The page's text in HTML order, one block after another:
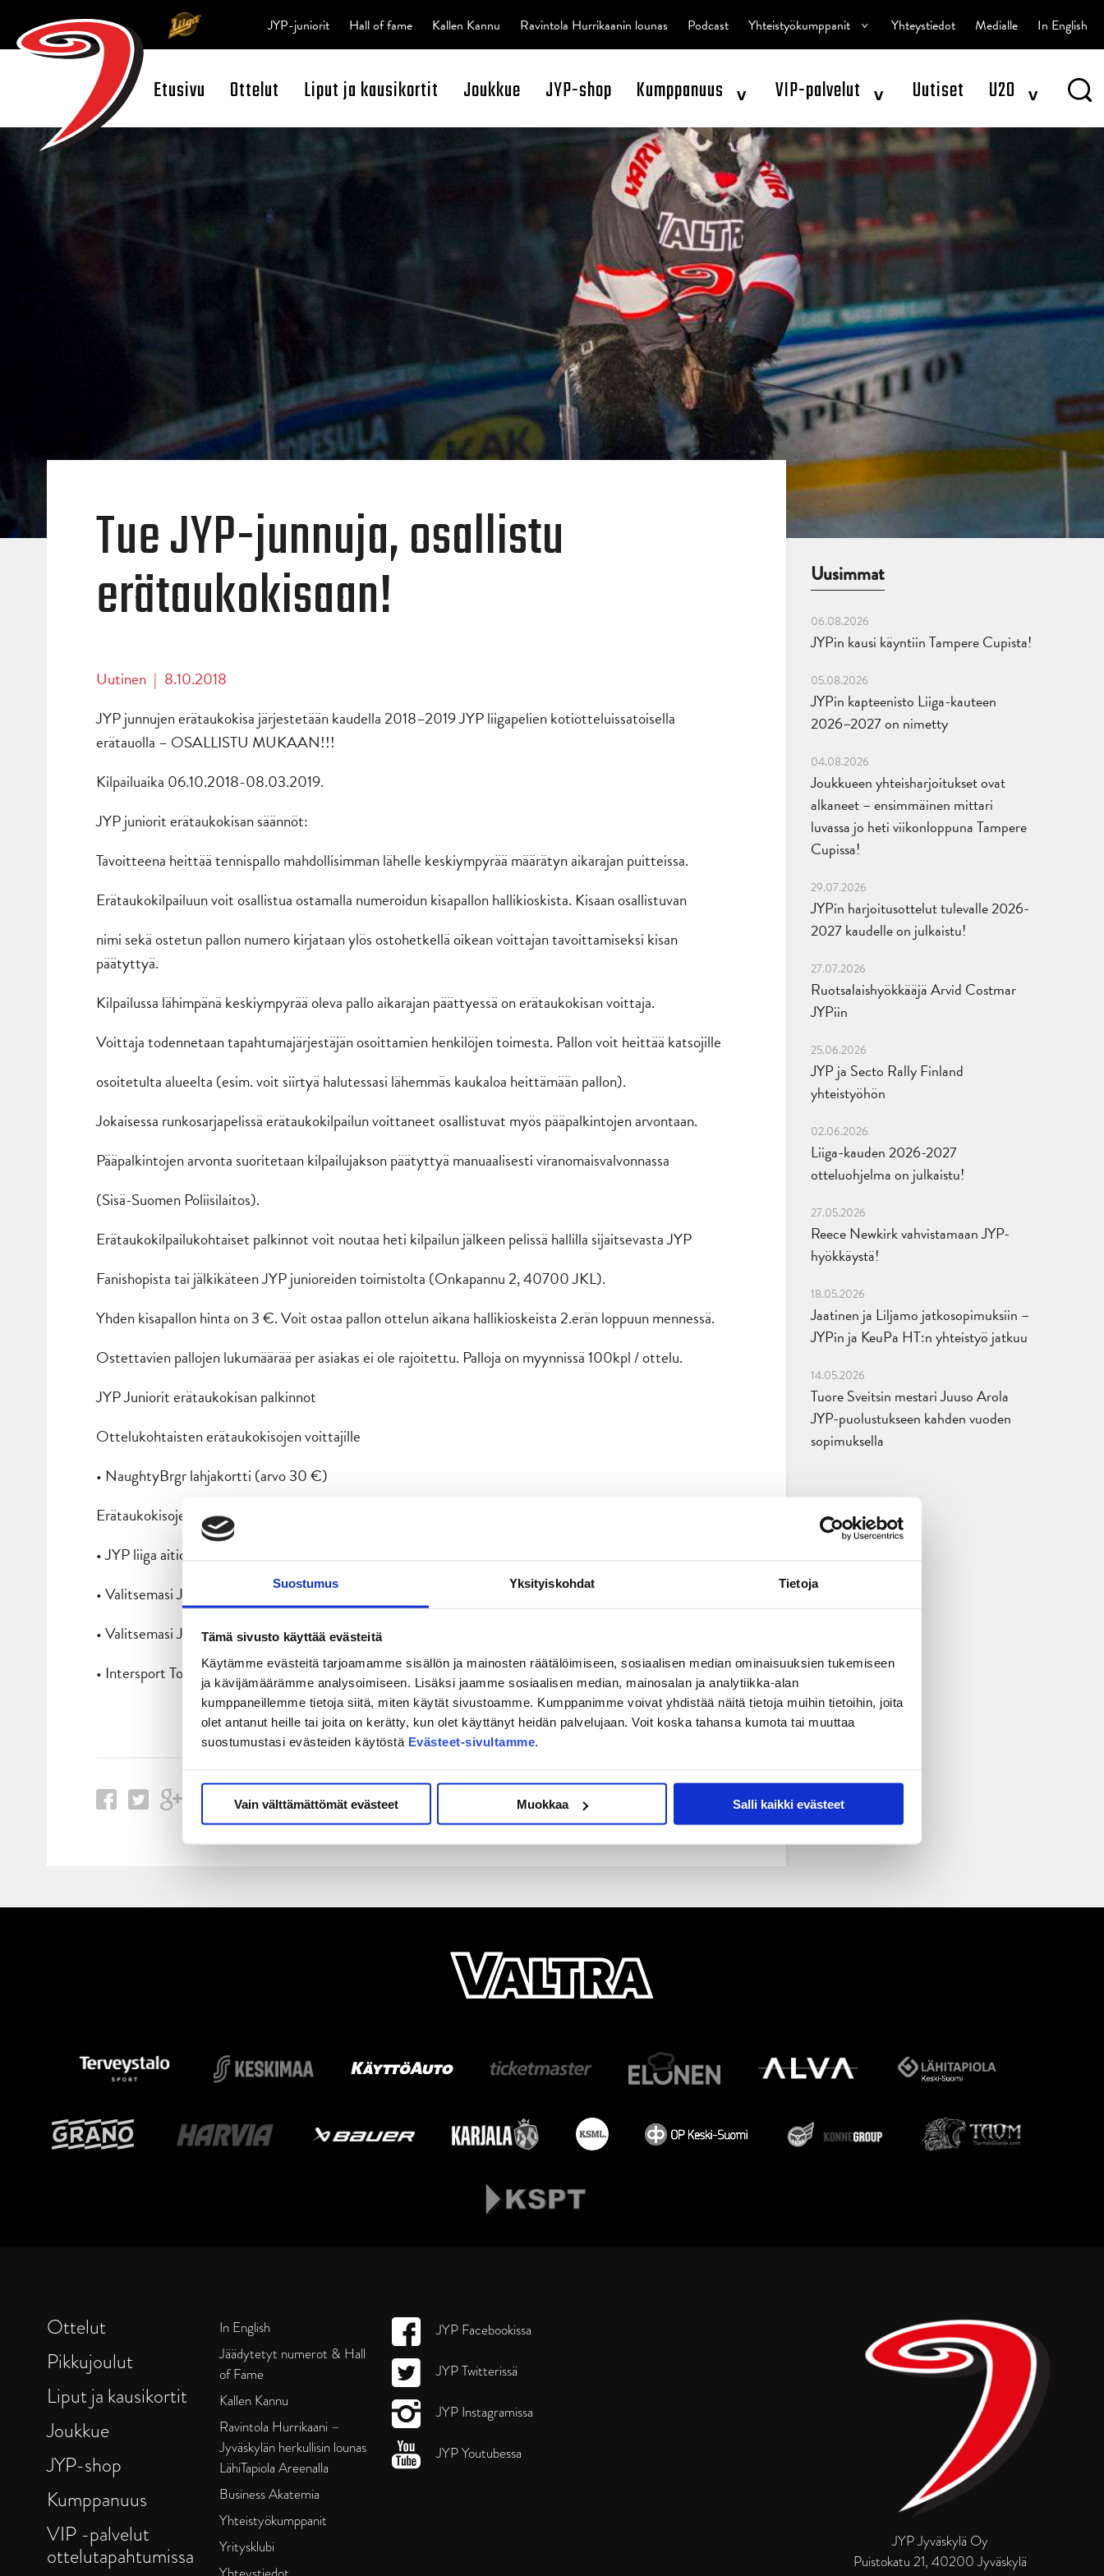
Suostumus Yksityiskohdat Tietoja
Tämä sivusto käyttää evästeitä
Käytämme evästeitä tarjoamamme sisällön ja mainosten räätälöimiseen, sosiaalisen median ominaisuuksien tukemiseen
ja kävijämäärämme analysoimiseen. Lisäksi jaamme sosiaalisen median, mainosalan ja analytiikka-alan
kumppaneillemme tietoja siitä, miten käytät sivustoamme. Kumppanimme voivat yhdistää näitä tietoja muihin tietoihin, joita
olet antanut heille tai joita on kerätty, kun olet käyttänyt heidän palvelujaan. Voit koska tahansa kumota tai muuttaa
suostumustasi evästeiden käytöstä Evästeet-sivultamme.
Vain välttämättömät evästeet Muokkaa Salli kaikki evästeet
Open Search
Etusivu Ottelut Liput ja kausikortit Joukkue JYP-shop Kumppanuus ^ VIP-palvelut ^ Uutiset U20 ^
JYP-juniorit Hall of fame Kallen Kannu Ravintola Hurrikaanin lounas Podcast Yhteistyökumppanit ^ Yhteystiedot Medialle In English
Tue JYP-junnuja, osallistu
erätaukokisaan!
Uutinen | 8.10.2018
JYP junnujen erätaukokisa järjestetään kaudella 2018–2019 JYP liigapelien kotiotteluissatoisella
erätauolla – OSALLISTU MUKAAN!!!
Kilpailuaika 06.10.2018-08.03.2019.
JYP juniorit erätaukokisan säännöt:
Tavoitteena heittää tennispallo mahdollisimman lähelle keskiympyrää määrätyn aikarajan puitteissa.
Erätaukokilpailuun voit osallistua ostamalla numeroidun kisapallon hallikioskista. Kisaan osallistuvan
nimi sekä ostetun pallon numero kirjataan ylös ostohetkellä oikean voittajan tavoittamiseksi kisan
päätyttyä.
Kilpailussa lähimpänä keskiympyrää oleva pallo aikarajan päättyessä on erätaukokisan voittaja.
Voittaja todennetaan tapahtumajärjestäjän osoittamien henkilöjen toimesta. Pallon voit heittää katsojille
osoitetulta alueelta (esim. voit siirtyä halutessasi lähemmäs kaukaloa heittämään pallon).
Jokaisessa runkosarjapelissä erätaukokilpailun voittaneet osallistuvat myös pääpalkintojen arvontaan.
Pääpalkintojen arvonta suoritetaan kilpailujakson päätyttyä manuaalisesti viranomaisvalvonnassa
(Sisä-Suomen Poliisilaitos).
Erätaukokilpailukohtaiset palkinnot voit noutaa heti kilpailun jälkeen pelissä hallilla sijaitsevasta JYP
Fanishopista tai jälkikäteen JYP junioreiden toimistolta (Onkapannu 2, 40700 JKL).
Yhden kisapallon hinta on 3 €. Voit ostaa pallon ottelun aikana hallikioskeista 2.erän loppuun mennessä.
Ostettavien pallojen lukumäärää per asiakas ei ole rajoitettu. Palloja on myynnissä 100kpl / ottelu.
JYP Juniorit erätaukokisan palkinnot
Ottelukohtaisten erätaukokisojen voittajille
• NaughtyBrgr lahjakortti (arvo 30 €)
Erätaukokisojen voittajat osallistuvat pääpalkintojen arvontaan
• JYP liiga aitiopalkinto (arvo 1500€)
• Valitsemasi JYP -pelaajan pelipaita nimikirjoituksella (paidan arvo 350 €)
• Valitsemasi JYP -pelaajan maila nimikirjoituksella (mailan arvo 190 €)
• Intersport Tourula lahjakortti Haltin tuotteisiin (arvo 300 €)
Uusimmat
06.08.2026
JYPin kausi käyntiin Tampere Cupista!
05.08.2026
JYPin kapteenisto Liiga-kauteen
2026–2027 on nimetty
04.08.2026
Joukkueen yhteisharjoitukset ovat
alkaneet – ensimmäinen mittari
luvassa jo heti viikonloppuna Tampere
Cupissa!
29.07.2026
JYPin harjoitusottelut tulevalle 2026-
2027 kaudelle on julkaistu!
27.07.2026
Ruotsalaishyökkääjä Arvid Costmar
JYPiin
25.06.2026
JYP ja Secto Rally Finland
yhteistyöhön
02.06.2026
Liiga-kauden 2026-2027
otteluohjelma on julkaistu!
27.05.2026
Reece Newkirk vahvistamaan JYP-
hyökkäystä!
18.05.2026
Jaatinen ja Liljamo jatkosopimuksiin –
JYPin ja KeuPa HT:n yhteistyö jatkuu
14.05.2026
Tuore Sveitsin mestari Juuso Arola
JYP-puolustukseen kahden vuoden
sopimuksella
JYP Jyväskylä Oy
Puistokatu 21, 40200 Jyväskylä
Ottelut
Pikkujoulut
Liput ja kausikortit
Joukkue
JYP-shop
Kumppanuus
VIP -palvelut
ottelutapahtumissa
In English
Jäädytetyt numerot & Hall
of Fame
Kallen Kannu
Ravintola Hurrikaani –
Jyväskylän herkullisin lounas
LähiTapiola Areenalla
Business Akatemia
Yhteistyökumppanit
Yritysklubi
JYP Facebookissa
JYP Twitterissä
JYP Instagramissa
JYP Youtubessa